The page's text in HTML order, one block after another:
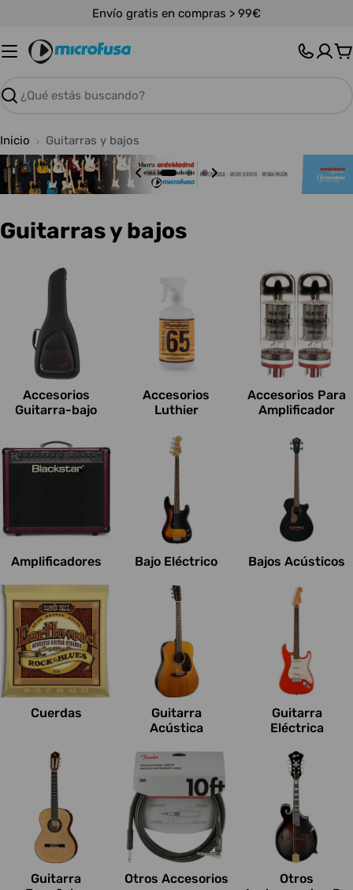
contenido
Envío gratis en compras > 99€
Buscar
Inicio Guitarras y bajos
C
e
s
:
Guitarras y bajos
Accesorios
Guitarra-bajo
Accesorios
Luthier
Accesorios Para
Amplificador
Amplificadores Bajo Eléctrico Bajos Acústicos
Cuerdas
Guitarra
Acústica
Guitarra
Eléctrica
Guitarra
Otros Accesorios
Otros